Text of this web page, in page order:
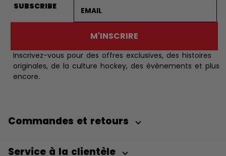
SUBSCRIBE
M'INSCRIRE
Inscrivez-vous pour des offres exclusives, des histoires
originales, de la culture hockey, des évènements et plus
encore.
Commandes et retours
Service à la clientèle